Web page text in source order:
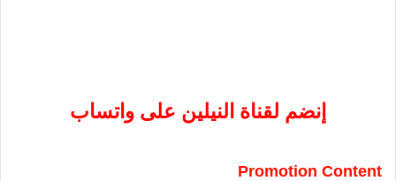
إنضم لقناة النيلين على واتساب
Promotion Content